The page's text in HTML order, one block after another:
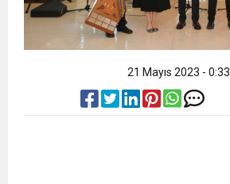
21 Mayıs 2023 - 0:33